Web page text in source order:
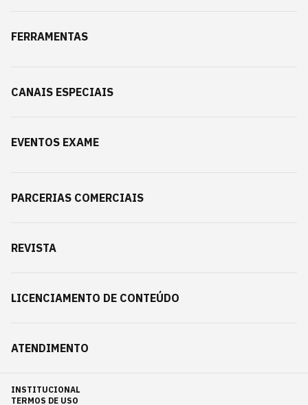
FERRAMENTAS
CANAIS ESPECIAIS
EVENTOS EXAME
PARCERIAS COMERCIAIS
REVISTA
LICENCIAMENTO DE CONTEÚDO
ATENDIMENTO
INSTITUCIONAL
TERMOS DE USO